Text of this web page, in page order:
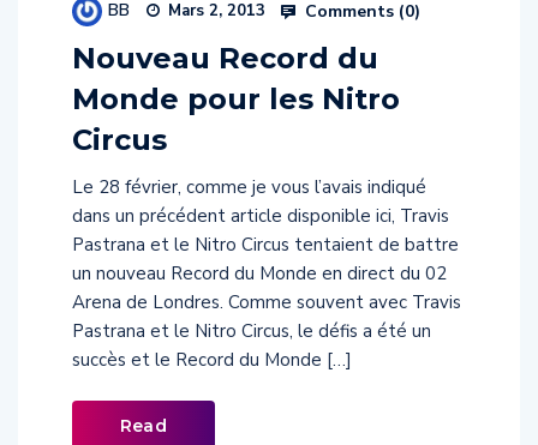
Nouveau Record du
Monde pour les Nitro
Circus
dans un précédent article disponible ici, Travis
Pastrana et le Nitro Circus tentaient de battre
un nouveau Record du Monde en direct du 02
Arena de Londres. Comme souvent avec Travis
Pastrana et le Nitro Circus, le défis a été un
succès et le Record du Monde […]
Read
More